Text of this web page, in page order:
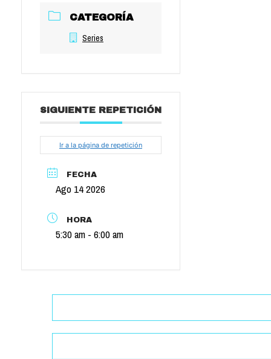
CATEGORÍA
Series
SIGUIENTE REPETICIÓN
Ir a la página de repetición
FECHA
Ago 14 2026
HORA
5:30 am - 6:00 am